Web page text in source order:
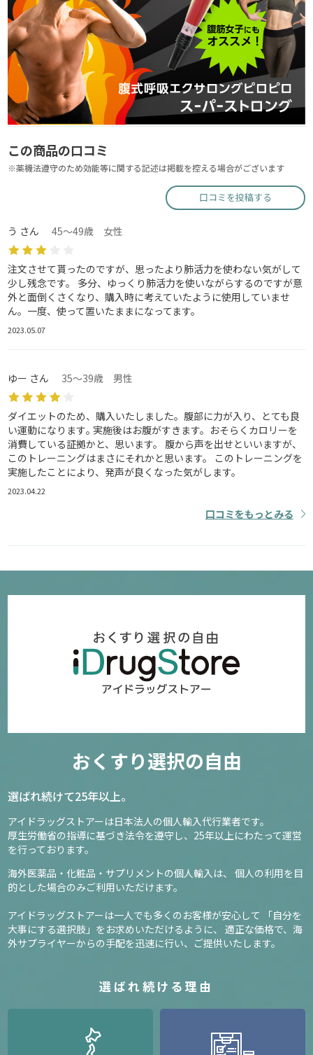
この商品の口コミ
※薬機法遵守のため効能等に関する記述は掲載を控える場合がございます
口コミを投稿する
う さん 45～49歳 女性
注文させて貰ったのですが、思ったより肺活力を使わない気がして
少し残念です。 多分、ゆっくり肺活力を使いながらするのですが意
外と面倒くさくなり、購入時に考えていたように使用していませ
ん。一度、使って置いたままになってます。
2023.05.07
ゆー さん 35～39歳 男性
ダイエットのため、購入いたしました。腹部に力が入り、とても良
い運動になります｡ 実施後はお腹がすきます。おそらくカロリーを
消費している証拠かと、思います。 腹から声を出せといいますが、
このトレーニングはまさにそれかと思います。 このトレーニングを
実施したことにより、発声が良くなった気がします。
2023.04.22
口コミをもっとみる
おくすり選択の自由
選ばれ続けて25年以上。
アイドラッグストアーは日本法人の個人輸入代行業者です。
厚生労働省の指導に基づき法令を遵守し、 25年以上にわたって運営
を行っております。
海外医薬品・化粧品・サプリメントの個人輸入は、
個人の利用を目
的とした場合のみご利用いただけます。
アイドラッグストアーは一人でも多くのお客様が安心して
「自分を
大事にする選択肢」をお求めいただけるように、
適正な価格で、海
外サプライヤーからの手配を迅速に行い、ご提供いたします。
選ばれ続ける理由